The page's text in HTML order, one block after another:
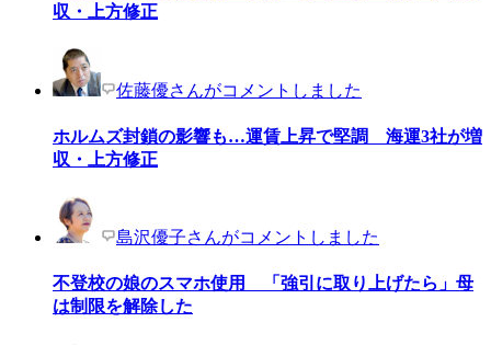
収・上方修正
佐藤優さんがコメントしました
ホルムズ封鎖の影響も…運賃上昇で堅調 海運3社が増
収・上方修正
島沢優子さんがコメントしました
不登校の娘のスマホ使用 「強引に取り上げたら」母
は制限を解除した